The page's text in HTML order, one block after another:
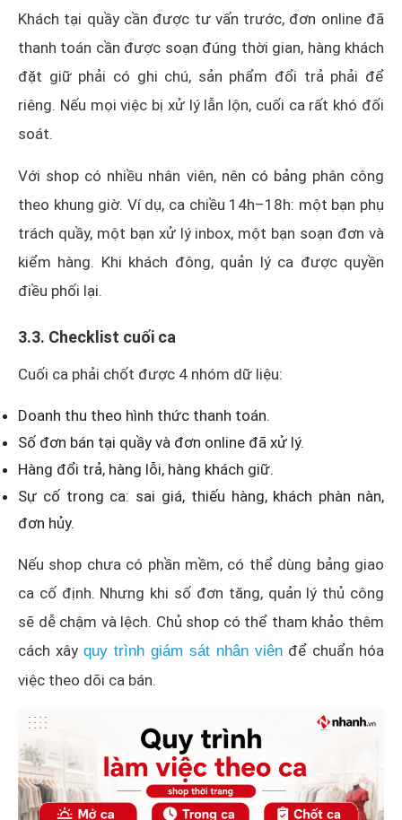
Khách tại quầy cần được tư vấn trước, đơn online đã
thanh toán cần được soạn đúng thời gian, hàng khách
đặt giữ phải có ghi chú, sản phẩm đổi trả phải để
riêng. Nếu mọi việc bị xử lý lẫn lộn, cuối ca rất khó đối
soát.
Với shop có nhiều nhân viên, nên có bảng phân công
theo khung giờ. Ví dụ, ca chiều 14h–18h: một bạn phụ
trách quầy, một bạn xử lý inbox, một bạn soạn đơn và
kiểm hàng. Khi khách đông, quản lý ca được quyền
điều phối lại.
3.3. Checklist cuối ca
Cuối ca phải chốt được 4 nhóm dữ liệu:
Doanh thu theo hình thức thanh toán.
Số đơn bán tại quầy và đơn online đã xử lý.
Hàng đổi trả, hàng lỗi, hàng khách giữ.
Sự cố trong ca: sai giá, thiếu hàng, khách phàn nàn,
đơn hủy.
Nếu shop chưa có phần mềm, có thể dùng bảng giao
ca cố định. Nhưng khi số đơn tăng, quản lý thủ công
sẽ dễ chậm và lệch. Chủ shop có thể tham khảo thêm
cách xây quy trình giám sát nhân viên để chuẩn hóa
việc theo dõi ca bán.